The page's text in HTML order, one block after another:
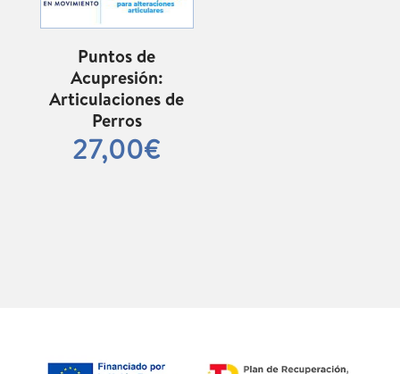
Puntos de
Acupresión:
Articulaciones de
Perros
27,00€